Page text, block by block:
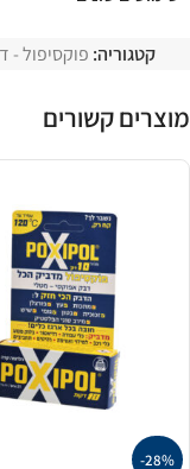
קטגוריה: פוקסיפול -
מוצרים קשורים
-28%